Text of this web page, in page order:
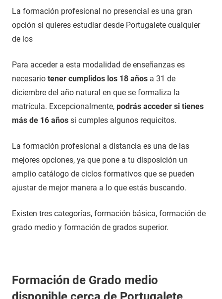
La formación profesional no presencial es una gran
opción si quieres estudiar desde Portugalete cualquier
de los
Para acceder a esta modalidad de enseñanzas es
necesario tener cumplidos los 18 años a 31 de
diciembre del año natural en que se formaliza la
matrícula. Excepcionalmente, podrás acceder si tienes
más de 16 años si cumples algunos requicitos.
La formación profesional a distancia es una de las
mejores opciones, ya que pone a tu disposición un
amplio catálogo de ciclos formativos que se pueden
ajustar de mejor manera a lo que estás buscando.
Existen tres categorías, formación básica, formación de
grado medio y formación de grados superior.
Formación de Grado medio